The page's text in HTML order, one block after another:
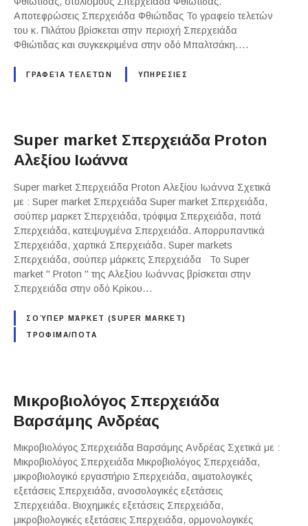
Αποτεφρώσεις Σπερχειάδα Φθιώτιδας Το γραφείο τελετών
του κ. Πιλάτου βρίσκεται στην περιοχή Σπερχειάδα
Φθιώτιδας και συγκεκριμένα στην οδό Μπαλτσάκη….
ΓΡΑΦΕΊΑ ΤΕΛΕΤΏΝ ΥΠΗΡΕΣΙΕΣ
Super market Σπερχειάδα Proton
Αλεξίου Ιωάννα
Super market Σπερχειάδα Proton Αλεξίου Ιωάννα Σχετικά
με : Super market Σπερχειάδα Super market Σπερχειάδα,
σούπερ μαρκετ Σπερχειάδα, τρόφιμα Σπερχειάδα, ποτά
Σπερχειάδα, κατεψυγμένα Σπερχειάδα. Απορρυπαντικά
Σπερχειάδα, χαρτικά Σπερχειάδα. Super markets
Σπερχειάδα, σούπερ μάρκετς Σπερχειάδα Το Super
market " Proton " της Αλεξίου Ιωάννας βρίσκεται στην
Σπερχειάδα στην οδό Κρίκου…
ΣΟΎΠΕΡ ΜΆΡΚΕΤ (SUPER MARKET)
ΤΡΟΦΙΜΑ/ΠΟΤΑ
Μικροβιολόγος Σπερχειάδα
Βαρσάμης Ανδρέας
Μικροβιολόγος Σπερχειάδα Βαρσάμης Ανδρέας Σχετικά με :
Μικροβιολόγος Σπερχειάδα Μικροβιολόγος Σπερχειάδα,
μικροβιολογικό εργαστήριο Σπερχειάδα, αιματολογικές
εξετάσεις Σπερχειάδα, ανοσολογικές εξετάσεις
Σπερχειάδα. Βιοχημικές εξετάσεις Σπερχειάδα,
μικροβιολογικές εξετάσεις Σπερχειάδα, ορμονολογικές